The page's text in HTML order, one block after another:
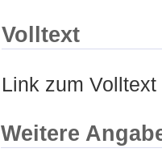
Volltext
Link zum
Weitere